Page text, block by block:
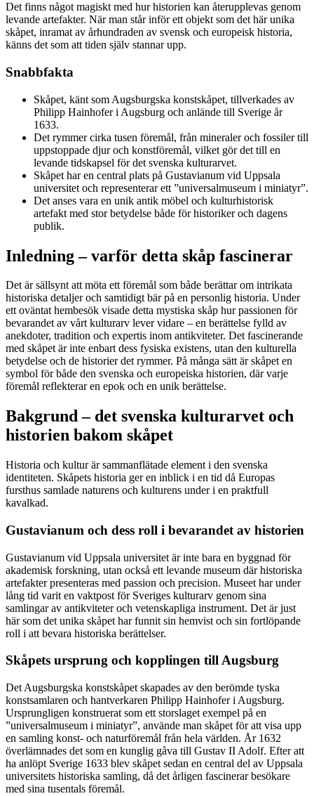
Det finns något magiskt med hur historien kan återupplevas genom
levande artefakter. När man står inför ett objekt som det här unika
skåpet, inramat av århundraden av svensk och europeisk historia,
känns det som att tiden själv stannar upp.
Snabbfakta
Skåpet, känt som Augsburgska konstskåpet, tillverkades av
Philipp Hainhofer i Augsburg och anlände till Sverige år
1633.
Det rymmer cirka tusen föremål, från mineraler och fossiler till
uppstoppade djur och konstföremål, vilket gör det till en
levande tidskapsel för det svenska kulturarvet.
Skåpet har en central plats på Gustavianum vid Uppsala
universitet och representerar ett ”universalmuseum i miniatyr”.
Det anses vara en unik antik möbel och kulturhistorisk
artefakt med stor betydelse både för historiker och dagens
publik.
Inledning – varför detta skåp fascinerar
Det är sällsynt att möta ett föremål som både berättar om intrikata
historiska detaljer och samtidigt bär på en personlig historia. Under
ett oväntat hembesök visade detta mystiska skåp hur passionen för
bevarandet av vårt kulturarv lever vidare – en berättelse fylld av
anekdoter, tradition och expertis inom antikviteter. Det fascinerande
med skåpet är inte enbart dess fysiska existens, utan den kulturella
betydelse och de historier det rymmer. På många sätt är skåpet en
symbol för både den svenska och europeiska historien, där varje
föremål reflekterar en epok och en unik berättelse.
Bakgrund – det svenska kulturarvet och
historien bakom skåpet
Historia och kultur är sammanflätade element i den svenska
identiteten. Skåpets historia ger en inblick i en tid då Europas
fursthus samlade naturens och kulturens under i en praktfull
kavalkad.
Gustavianum och dess roll i bevarandet av historien
Gustavianum vid Uppsala universitet är inte bara en byggnad för
akademisk forskning, utan också ett levande museum där historiska
artefakter presenteras med passion och precision. Museet har under
lång tid varit en vaktpost för Sveriges kulturarv genom sina
samlingar av antikviteter och vetenskapliga instrument. Det är just
här som det unika skåpet har funnit sin hemvist och sin fortlöpande
roll i att bevara historiska berättelser.
Skåpets ursprung och kopplingen till Augsburg
Det Augsburgska konstskåpet skapades av den berömde tyska
konstsamlaren och hantverkaren Philipp Hainhofer i Augsburg.
Ursprungligen konstruerat som ett storslaget exempel på en
”universalmuseum i miniatyr”, använde man skåpet för att visa upp
en samling konst- och naturföremål från hela världen. År 1632
överlämnades det som en kunglig gåva till Gustav II Adolf. Efter att
ha anlöpt Sverige 1633 blev skåpet sedan en central del av Uppsala
universitets historiska samling, då det årligen fascinerar besökare
med sina tusentals föremål.